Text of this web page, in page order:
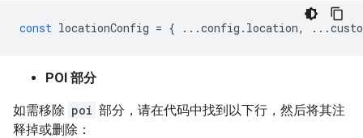
const locationConfig = { ...config . location, ...
POI 部分
如需移除 poi 部分，请在代码中找到以下行，然后将其注
释掉或删除：